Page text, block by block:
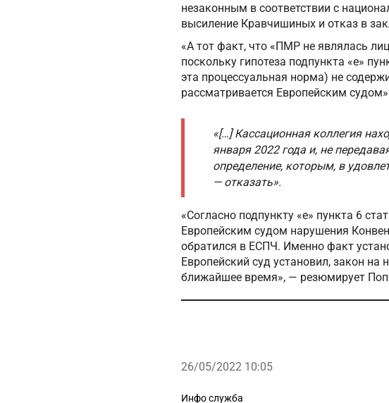
незаконным в соответствии с
высиление Кравчишиных и отказ в
«А тот факт, что «ПМР не являлась
поскольку гипотеза подпункта «е»
эта процессуальная норма) не
рассматривается Европейским
«[…] Кассационная коллегия
января 2022 года и, не
определение, которым, в
— отказать».
«Согласно подпункту «е» пункта 6
Европейским судом нарушения
обратился в ЕСПЧ. Именно факт
Европейский суд установил, закон
ближайшее время», — резюмирует
26/05/2022 10:05
Рубрики
Инфо служба